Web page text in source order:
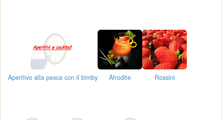
Aperitivo alla pesca con il bimby Afrodite Rossini